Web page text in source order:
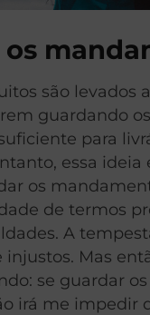
são levados
guardando os
para
essa ideia
os
de termos
A
injustos. Mas
se guardar os
irá me impedir